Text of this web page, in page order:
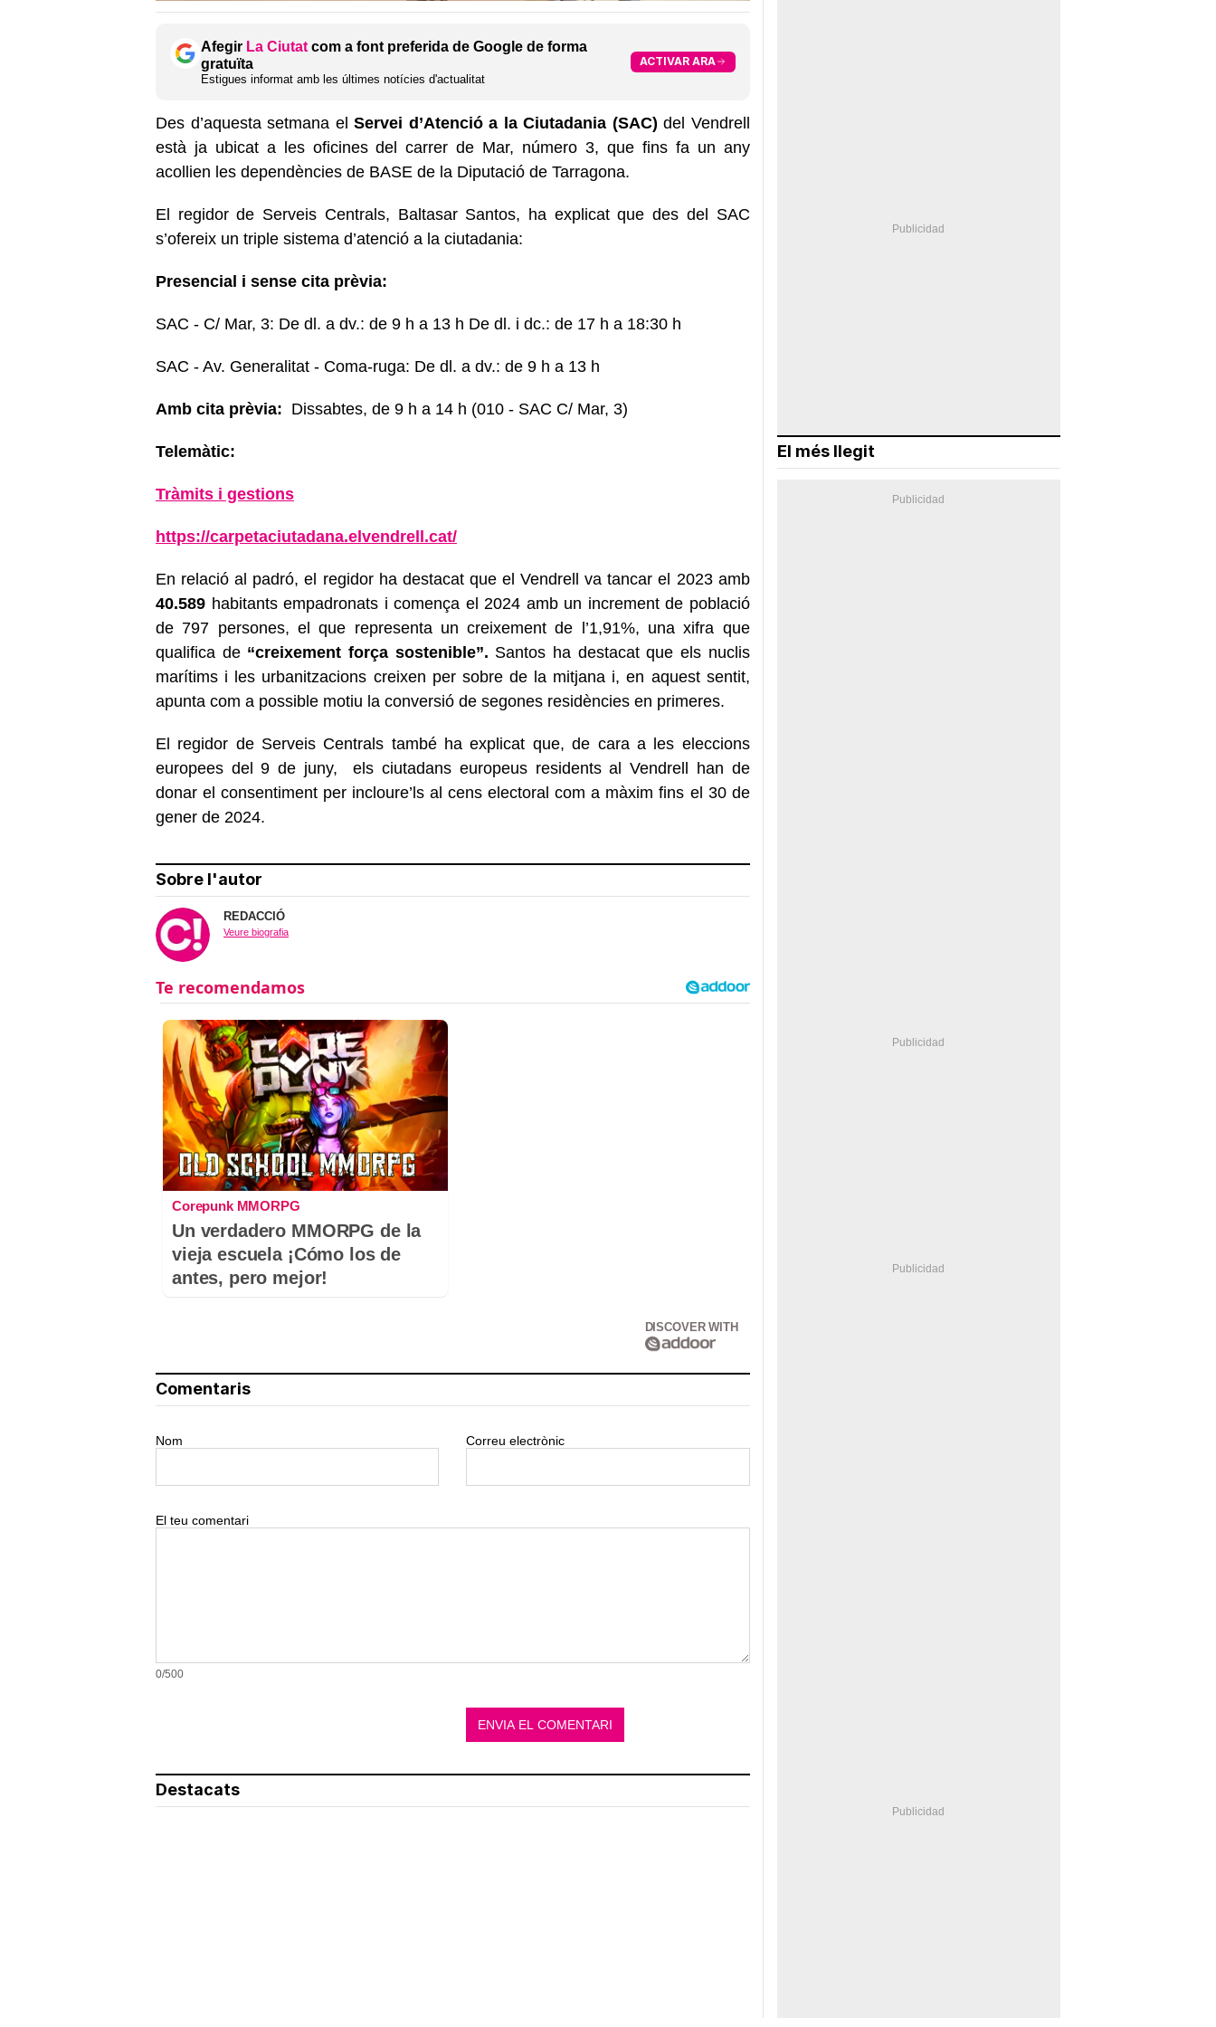
Afegir La Ciutat com a font preferida de Google de forma
gratuïta
Estigues informat amb les últimes notícies d'actualitat
ACTIVAR ARA
Des d’aquesta setmana elServei d’Atenció a la Ciutadania (SAC) del Vendrell
està ja ubicat a les oficines del carrer de Mar, número 3, que fins fa un any
acollien les dependències de BASE de la Diputació de Tarragona.
El regidor de Serveis Centrals, Baltasar Santos, ha explicat que des del SAC
s’ofereix un triple sistema d’atenció a la ciutadania:
Presencial i sense cita prèvia:
SAC - C/ Mar, 3: De dl. a dv.: de 9 h a 13 h De dl. i dc.: de 17 h a 18:30 h
SAC - Av. Generalitat - Coma-ruga: De dl. a dv.: de 9 h a 13 h
Amb cita prèvia: Dissabtes, de 9 h a 14 h (010 - SAC C/ Mar, 3)
Telemàtic:
Tràmits i gestions
https://carpetaciutadana.elvendrell.cat/
En relació al padró, el regidor ha destacat que el Vendrell va tancar el 2023 amb
40.589 habitants empadronats i comença el 2024 amb un increment de població
de 797 persones, el que representa un creixement de l’1,91%, una xifra que
qualifica de “creixement força sostenible”. Santos ha destacat que els nuclis
marítims i les urbanitzacions creixen per sobre de la mitjana i, en aquest sentit,
apunta com a possible motiu la conversió de segones residències en primeres.
El regidor de Serveis Centrals també ha explicat que, de cara a les eleccions
europees del 9 de juny, elsciutadans europeus residents al Vendrell han de
donar el consentiment per incloure’ls al cens electoral com a màxim fins el 30 de
gener de 2024.
Sobre l'autor
REDACCIÓ
Veure biografia
Corepunk MMORPG
Un verdadero MMORPG de la
vieja escuela ¡Cómo los de
antes, pero mejor!
DISCOVER WITH
Comentaris
Nom Correu electrònic
El teu comentari
0/500
Destacats
El més llegit